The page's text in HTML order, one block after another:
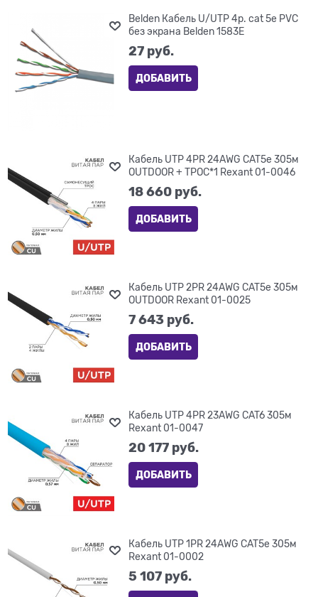
Belden Кабель U/UTP 4р. cat 5е PVC
без экрана Belden 1583E
27 руб.
ДОБАВИТЬ
Кабель UTP 4PR 24AWG CAT5e 305м
OUTDOOR + ТРОС*1 Rexant 01-0046
18 660 руб.
ДОБАВИТЬ
Кабель UTP 2PR 24AWG CAT5e 305м
OUTDOOR Rexant 01-0025
7 643 руб.
ДОБАВИТЬ
Кабель UTP 4PR 23AWG CAT6 305м
Rexant 01-0047
20 177 руб.
ДОБАВИТЬ
Кабель UTP 1PR 24AWG CAT5e 305м
Rexant 01-0002
5 107 руб.